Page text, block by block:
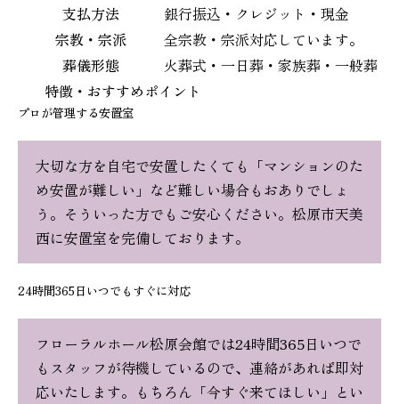
支払方法
銀行振込・クレジット・現金
宗教・宗派
全宗教・宗派対応しています。
葬儀形態
火葬式・一日葬・家族葬・一般葬
特徴・おすすめポイント
プロが管理する安置室
大切な方を自宅で安置したくても「マンションのた
め安置が難しい」など難しい場合もおありでしょ
う。そういった方でもご安心ください。松原市天美
西に安置室を完備しております。
24時間365日いつでもすぐに対応
フローラルホール松原会館では24時間365日いつで
もスタッフが待機しているので、連絡があれば即対
応いたします。もちろん「今すぐ来てほしい」とい